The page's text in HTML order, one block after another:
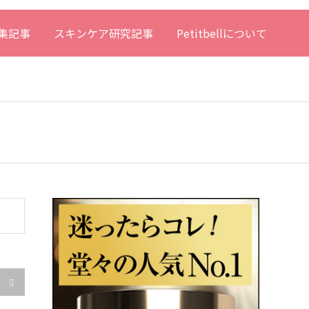
記事 スキンケア研究記事 Petitbellについて
